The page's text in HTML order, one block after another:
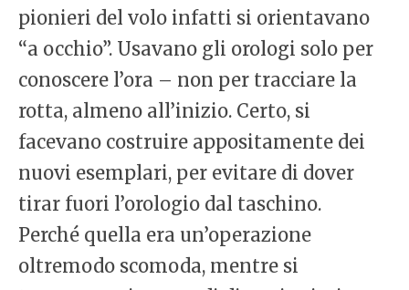
pionieri del volo infatti si orientavano
“a occhio”. Usavano gli orologi solo per
conoscere l’ora – non per tracciare la
rotta, almeno all’inizio. Certo, si
facevano costruire appositamente dei
nuovi esemplari, per evitare di dover
tirar fuori l’orologio dal taschino.
Perché quella era un’operazione
oltremodo scomoda, mentre si